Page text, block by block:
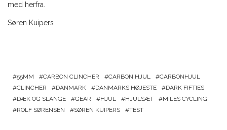
med herfra.
Søren Kuipers
55MM CARBON CLINCHER CARBON HJUL
CARBONHJUL
CLINCHER
DANMARK DANMARKS HØJESTE
DARK FIFTIES
DÆK OG SLANGE
GEAR HJUL HJULSÆT
MILES CYCLING
ROLF SØRENSEN
SØREN KUIPERS TEST